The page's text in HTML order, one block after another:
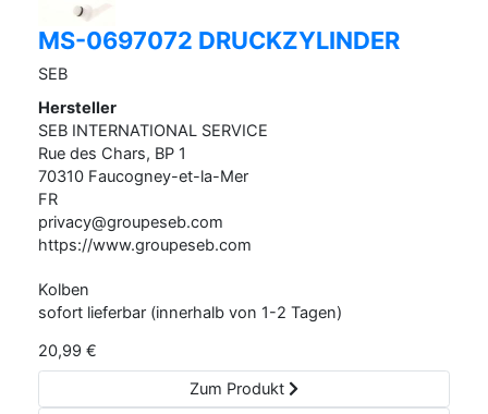
MS-0697072 DRUCKZYLINDER
SEB
Hersteller
SEB INTERNATIONAL SERVICE
Rue des Chars, BP 1
70310 Faucogney-et-la-Mer
FR
privacy@groupeseb.com
https://www.groupeseb.com
Kolben
sofort lieferbar (innerhalb von 1-2 Tagen)
20,99 €
Zum Produkt